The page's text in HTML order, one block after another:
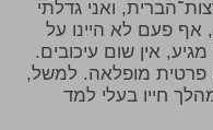
ואני גדלתי
אף פעם לא היינו על
אין שום עיכובים.
פרטית מופלאה. למשל,
חייו בעלי למד